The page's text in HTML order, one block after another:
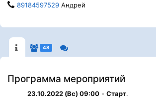
89184597529 Андрей
48
Программа мероприятий
23.10.2022 (Вс) 09:00 - Старт.